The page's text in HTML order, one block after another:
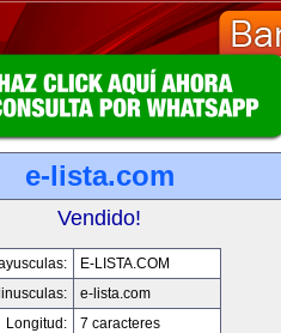
e-lista.com
Vendido!
E-LISTA.COM
e-lista.com
Longitud:
7 caracteres